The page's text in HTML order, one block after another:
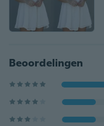
Beoordelingen